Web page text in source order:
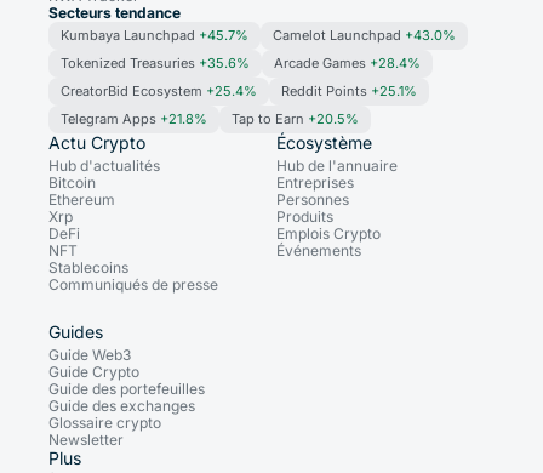
Secteurs tendance
Kumbaya Launchpad +45.7% Camelot Launchpad +43.0%
Tokenized Treasuries +35.6% Arcade Games +28.4%
CreatorBid Ecosystem +25.4% Reddit Points +25.1%
Telegram Apps +21.8% Tap to Earn +20.5%
Actu Crypto
Hub d'actualités
Bitcoin
Ethereum
Xrp
DeFi
NFT
Stablecoins
Communiqués de presse
Écosystème
Hub de l'annuaire
Entreprises
Personnes
Produits
Emplois Crypto
Événements
Guides
Guide Web3
Guide Crypto
Guide des portefeuilles
Guide des exchanges
Glossaire crypto
Newsletter
Plus